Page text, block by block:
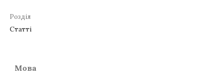
Розділ
Статті
Мова